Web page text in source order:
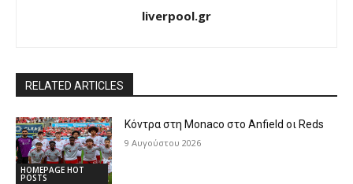
liverpool.gr
RELATED ARTICLES
HOMEPAGE HOT
POSTS
Κόντρα στη Monaco στο Anfield οι Reds
9 Αυγούστου 2026